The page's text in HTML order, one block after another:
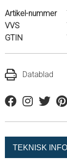
Artikel-nummer
VVS
GTIN
Datablad
FacebookInstagram
Twitter
TEKNISK